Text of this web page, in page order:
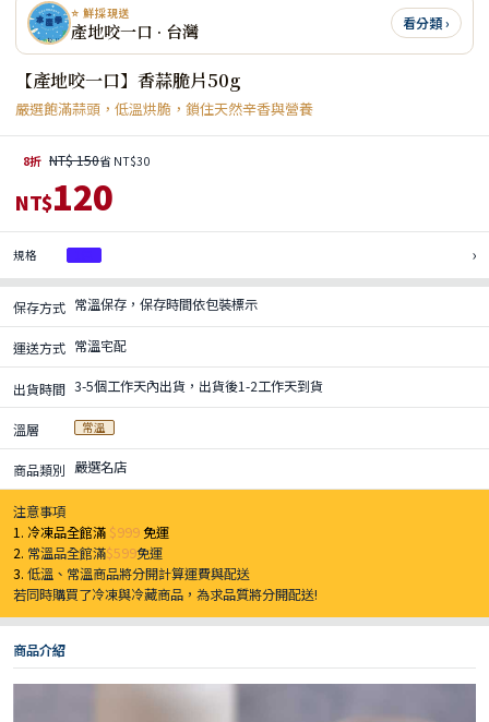
⭐ 鮮採現送
產地咬一口 · 台灣 看分類 ›
【產地咬一口】香蒜脆片50g
嚴選飽滿蒜頭，低溫烘脆，鎖住天然辛香與營養
8折 NT$ 150省 NT$30
NT$120
規格 ›
保存方式 常溫保存，保存時間依包裝標示
運送方式 常溫宅配
出貨時間 3-5個工作天內出貨，出貨後1-2工作天到貨
溫層 常溫
商品類別 嚴選名店
注意事項
1. 冷凍品全館滿 $999免運
2. 常溫品全館滿$599免運
3.低溫、常溫商品將分開計算運費與配送
若同時購買了冷凍與冷藏商品，為求品質將分開配送!
商品介紹